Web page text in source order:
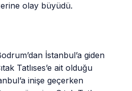
olay büyüdü.
İstanbul’a giden
Tatlıses’e ait olduğu
inişe geçerken